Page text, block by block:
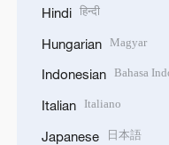
Hindi हिन्दी
Hungarian Magyar
Indonesian Bahasa
Italian Italiano
Japanese 日本語